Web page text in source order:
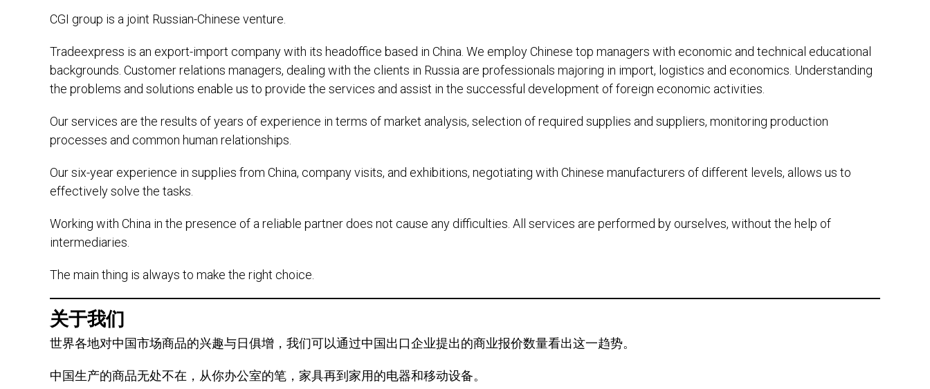
CGI group is a joint Russian-Chinese venture.
Tradeexpress is an export-import company with its headoffice based in China. We employ Chinese top managers with economic and technical educational
backgrounds. Customer relations managers, dealing with the clients in Russia are professionals majoring in import, logistics and economics. Understanding
the problems and solutions enable us to provide the services and assist in the successful development of foreign economic activities.
Our services are the results of years of experience in terms of market analysis, selection of required supplies and suppliers, monitoring production
processes and common human relationships.
Our six-year experience in supplies from China, company visits, and exhibitions, negotiating with Chinese manufacturers of different levels, allows us to
effectively solve the tasks.
Working with China in the presence of a reliable partner does not cause any difficulties. All services are performed by ourselves, without the help of
intermediaries.
The main thing is always to make the right choice.
关于我们
世界各地对中国市场商品的兴趣与日俱增，我们可以通过中国出口企业提出的商业报价数量看出这一趋势。
中国生产的商品无处不在，从你办公室的笔，家具再到家用的电器和移动设备。